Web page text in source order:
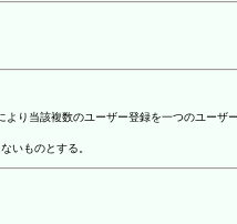
り当該複数のユーザー登録を一つのユーザ
いものとする。